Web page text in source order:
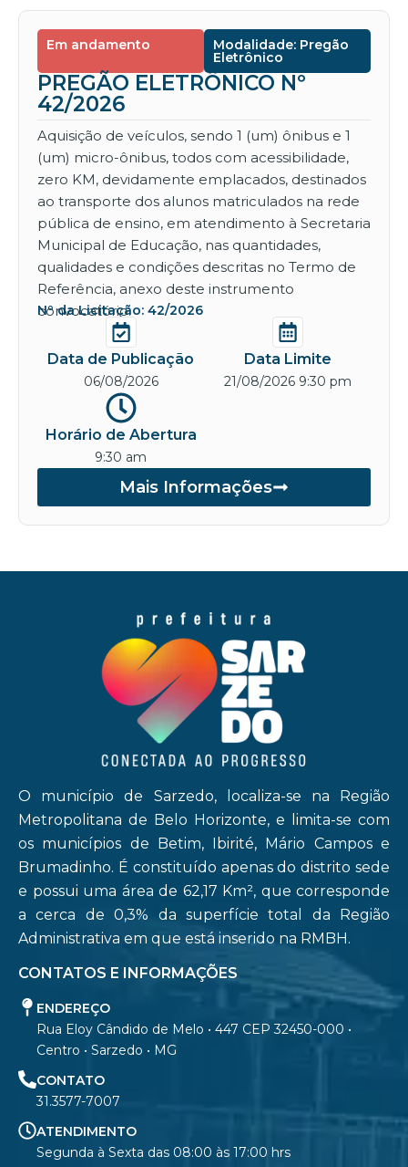
Em andamento Modalidade: Pregão
Eletrônico
PREGÃO ELETRÔNICO Nº
42/2026
Aquisição de veículos, sendo 1 (um) ônibus e 1
(um) micro-ônibus, todos com acessibilidade,
zero KM, devidamente emplacados, destinados
ao transporte dos alunos matriculados na rede
pública de ensino, em atendimento à Secretaria
Municipal de Educação, nas quantidades,
qualidades e condições descritas no Termo de
Referência, anexo deste instrumento
convocatório.
Nº da Licitação: 42/2026
Data de Publicação
06/08/2026
Data Limite
21/08/2026 9:30 pm
Horário de Abertura
9:30 am
Mais Informações
O município de Sarzedo, localiza-se na Região
Metropolitana de Belo Horizonte, e limita-se com
os municípios de Betim, Ibirité, Mário Campos e
Brumadinho. É constituído apenas do distrito sede
e possui uma área de 62,17 Km², que corresponde
a cerca de 0,3% da superfície total da Região
Administrativa em que está inserido na RMBH.
CONTATOS E INFORMAÇÕES
ENDEREÇO
Rua Eloy Cândido de Melo • 447 CEP 32450-000 •
Centro • Sarzedo • MG
CONTATO
31.3577-7007
ATENDIMENTO
Segunda à Sexta das 08:00 às 17:00 hrs